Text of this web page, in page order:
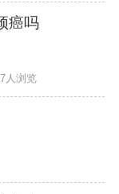
癌吗
人浏览